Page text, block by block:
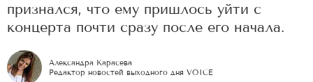
признался, что ему пришлось уйти с
концерта почти сразу после его начала.
Александра Карасева
Редактор новостей выходного дня VOICE